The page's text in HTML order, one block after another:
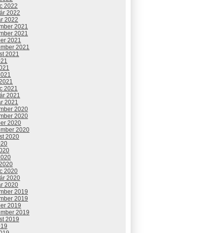
2022
2022
2022
2021
2021
2021
2021
2021
2021
2021
2021
2020
2020
2020
2020
2020
2020
2020
2020
2019
2019
2019
2019
2019